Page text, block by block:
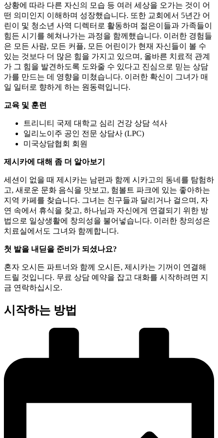
상황에 따라 다른 자신의 모습 등 여러 세상을 오가는 것이 어
떤 의미인지 이해하며 성장했습니다. 또한 교회에서 5년간 어
린이 및 청소년 사역 디렉터로 활동하며 젊은이들과 가족들이
힘든 시기를 헤쳐나가는 과정을 함께했습니다. 이러한 경험들
은 모든 사람, 모든 커플, 모든 어린이가 현재 자신들이 볼 수
있는 것보다 더 많은 힘을 가지고 있으며, 올바른 치료적 관계
가 그 힘을 발견하도록 도와줄 수 있다고 진심으로 믿는 상담
가를 만드는 데 영향을 미쳤습니다. 이러한 확신이 그녀가 매
일 일터로 향하게 하는 원동력입니다.
교육 및 훈련
트리니티 국제 대학교 심리 건강 상담 석사
일리노이주 공인 전문 상담사 (LPC)
미국상담협회 회원
제시카에 대해 좀 더 알아보기
세션이 없을 때 제시카는 남편과 함께 시카고의 동네를 탐험하
고, 새로운 문화 음식을 맛보고, 험볼트 파크에 있는 좋아하는
지역 카페를 찾습니다. 그녀는 친구들과 달리거나 걸으며, 자
연 속에서 휴식을 찾고, 하나님과 자신에게 연결되기 위한 방
법으로 일상생활에 창의성을 불어넣습니다. 이러한 창의성은
치료실에서도 그녀와 함께합니다.
첫 발을 내딛을 준비가 되셨나요?
혼자 오시든 파트너와 함께 오시든, 제시카는 기꺼이 연결해
드릴 것입니다. 무료 상담 예약을 잡고 대화를 시작하려면 지
금 연락하십시오.
시작하는 방법